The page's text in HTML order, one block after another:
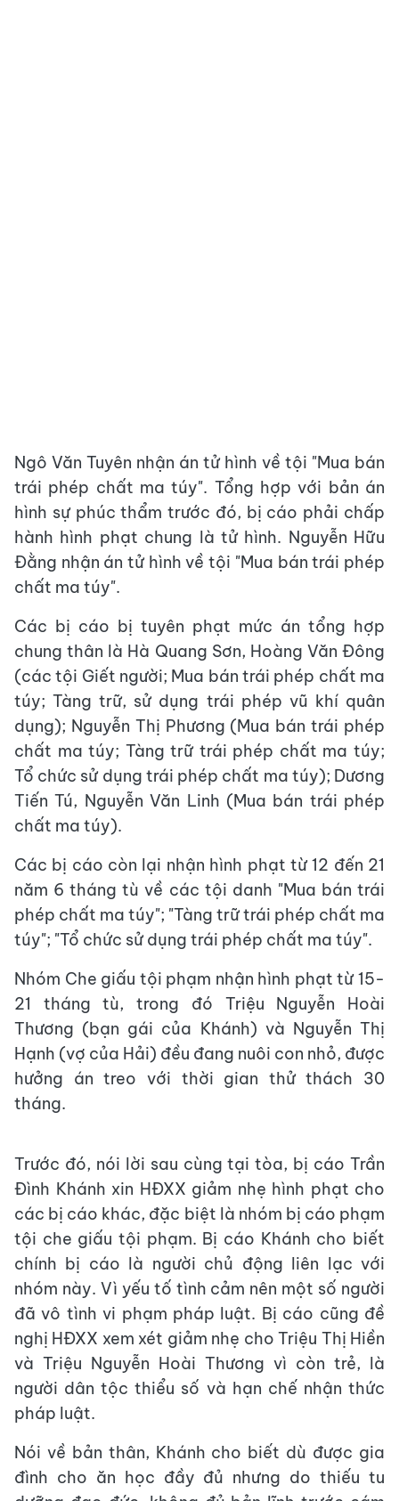
Ngô Văn Tuyên nhận án tử hình về tội "Mua bán
trái phép chất ma túy". Tổng hợp với bản án
hình sự phúc thẩm trước đó, bị cáo phải chấp
hành hình phạt chung là tử hình. Nguyễn Hữu
Đằng nhận án tử hình về tội "Mua bán trái phép
chất ma túy".
Các bị cáo bị tuyên phạt mức án tổng hợp
chung thân là Hà Quang Sơn, Hoàng Văn Đông
(các tội Giết người; Mua bán trái phép chất ma
túy; Tàng trữ, sử dụng trái phép vũ khí quân
dụng); Nguyễn Thị Phương (Mua bán trái phép
chất ma túy; Tàng trữ trái phép chất ma túy;
Tổ chức sử dụng trái phép chất ma túy); Dương
Tiến Tú, Nguyễn Văn Linh (Mua bán trái phép
chất ma túy).
Các bị cáo còn lại nhận hình phạt từ 12 đến 21
năm 6 tháng tù về các tội danh "Mua bán trái
phép chất ma túy"; "Tàng trữ trái phép chất ma
túy"; "Tổ chức sử dụng trái phép chất ma túy".
Nhóm Che giấu tội phạm nhận hình phạt từ 15-
21 tháng tù, trong đó Triệu Nguyễn Hoài
Thương (bạn gái của Khánh) và Nguyễn Thị
Hạnh (vợ của Hải) đều đang nuôi con nhỏ, được
hưởng án treo với thời gian thử thách 30
tháng.
Trước đó, nói lời sau cùng tại tòa, bị cáo Trần
Đình Khánh xin HĐXX giảm nhẹ hình phạt cho
các bị cáo khác, đặc biệt là nhóm bị cáo phạm
tội che giấu tội phạm. Bị cáo Khánh cho biết
chính bị cáo là người chủ động liên lạc với
nhóm này. Vì yếu tố tình cảm nên một số người
đã vô tình vi phạm pháp luật. Bị cáo cũng đề
nghị HĐXX xem xét giảm nhẹ cho Triệu Thị Hiền
và Triệu Nguyễn Hoài Thương vì còn trẻ, là
người dân tộc thiểu số và hạn chế nhận thức
pháp luật.
Nói về bản thân, Khánh cho biết dù được gia
đình cho ăn học đầy đủ nhưng do thiếu tu